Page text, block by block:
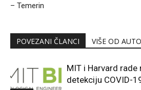
– Temerin
POVEZANI ČLANCI VIŠE OD
MIT i Harvard
detekciju COVID-